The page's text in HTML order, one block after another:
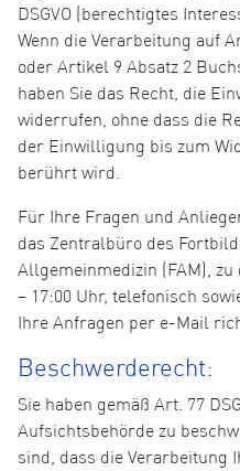
DSGVO (berechtigtes
Wenn die Verarbeitung auf
oder Artikel 9 Absatz 2
haben Sie das Recht, die
widerrufen, ohne dass die
der Einwilligung bis zum
berührt wird.
Für Ihre Fragen und
das Zentralbüro des
Allgemeinmedizin (FAM), zu
– 17:00 Uhr, telefonisch
Ihre Anfragen per e-Mail
Beschwerderecht:
Sie haben gemäß Art. 77
Aufsichtsbehörde zu
sind, dass die Verarbeitung